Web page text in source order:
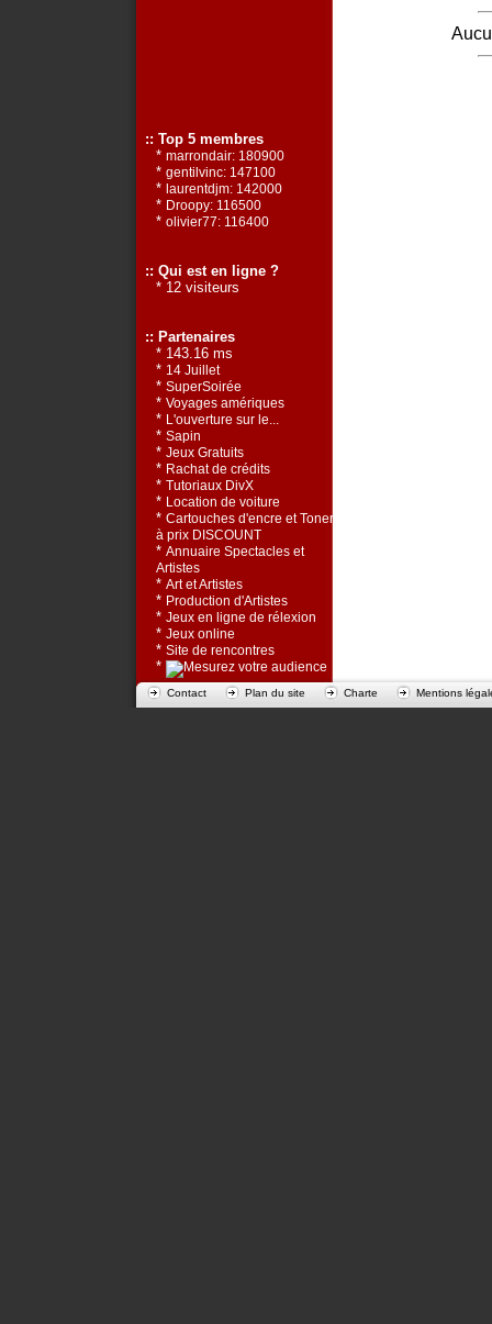
:: Top 5 membres
* marrondair: 180900
* gentilvinc: 147100
* laurentdjm: 142000
* Droopy: 116500
* olivier77: 116400
:: Qui est en ligne ?
* 12 visiteurs
:: Partenaires
* 143.16 ms
* 14 Juillet
* SuperSoirée
* Voyages amériques
* L'ouverture sur le...
* Sapin
* Jeux Gratuits
* Rachat de crédits
* Tutoriaux DivX
* Location de voiture
* Cartouches d'encre et Toners
à prix DISCOUNT
* Annuaire Spectacles et
Artistes
* Art et Artistes
* Production d'Artistes
* Jeux en ligne de rélexion
* Jeux online
* Site de rencontres
*
Contact Plan du site Charte Mentions